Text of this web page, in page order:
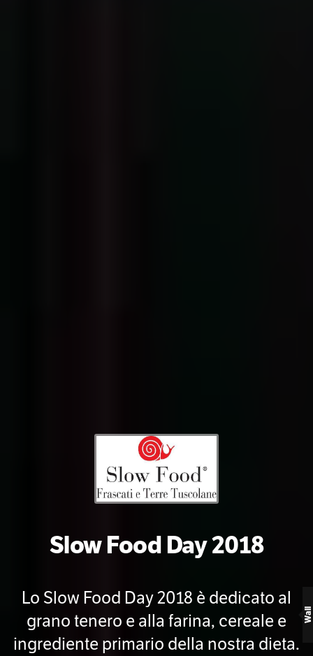
Slow Food Day 2018
Lo Slow Food Day 2018 è dedicato al
grano tenero e alla farina, cereale e
ingrediente primario della nostra dieta.
Wall